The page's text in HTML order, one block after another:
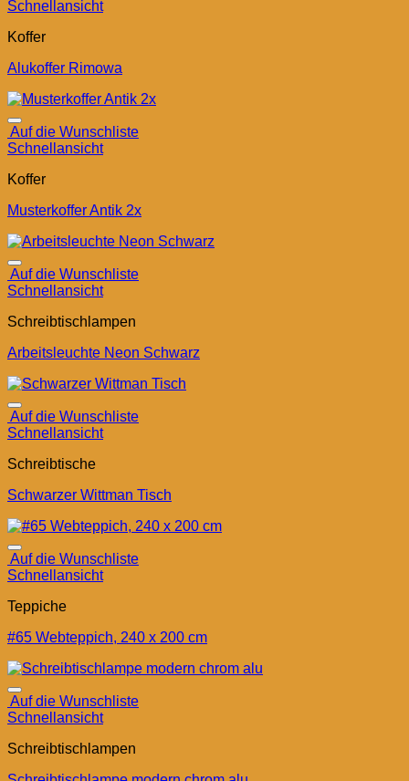
Schnellansicht
Koffer
Alukoffer Rimowa
Auf die Wunschliste
Schnellansicht
Koffer
Musterkoffer Antik 2x
Auf die Wunschliste
Schnellansicht
Schreibtischlampen
Arbeitsleuchte Neon Schwarz
Auf die Wunschliste
Schnellansicht
Schreibtische
Schwarzer Wittman Tisch
Auf die Wunschliste
Schnellansicht
Teppiche
#65 Webteppich, 240 x 200 cm
Auf die Wunschliste
Schnellansicht
Schreibtischlampen